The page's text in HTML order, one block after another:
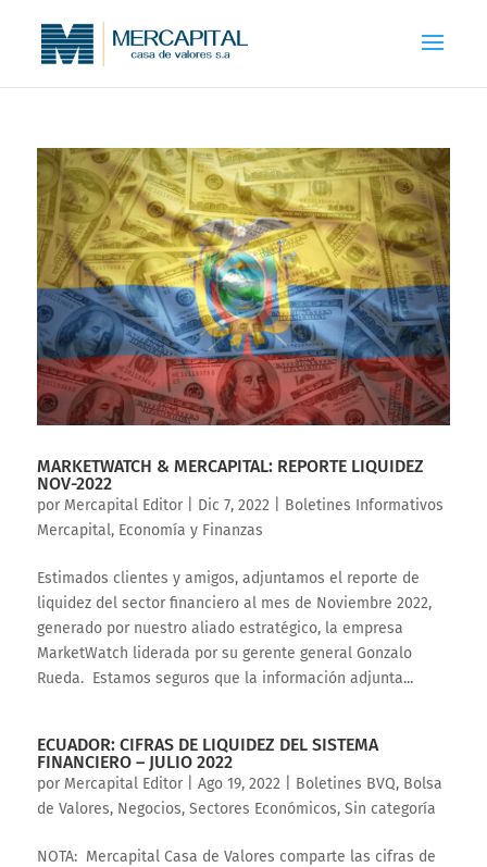
MARKETWATCH & MERCAPITAL: REPORTE LIQUIDEZ
NOV-2022
por Mercapital Editor| Dic 7, 2022
Boletines Informativos
Mercapital, Economía y Finanzas
Estimados clientes y amigos, adjuntamos el reporte de
liquidez del sector financiero al mes de Noviembre 2022,
generado por nuestro aliado estratégico, la empresa
MarketWatch liderada por su gerente general Gonzalo
Rueda. Estamos seguros que la información adjunta...
ECUADOR: CIFRAS DE LIQUIDEZ DEL SISTEMA
FINANCIERO – JULIO 2022
por Mercapital Editor| Ago 19, 2022 Boletines BVQ, Bolsa
de Valores, Negocios, Sectores Económicos, Sin categoría
NOTA: Mercapital Casa de Valores comparte las cifras de